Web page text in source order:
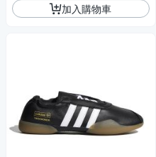
加入購物車